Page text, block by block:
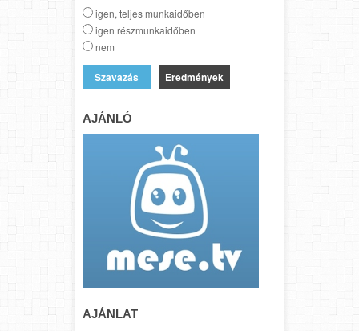
igen, teljes munkaidőben
igen részmunkaidőben
nem
Eredmények
AJÁNLÓ
AJÁNLAT